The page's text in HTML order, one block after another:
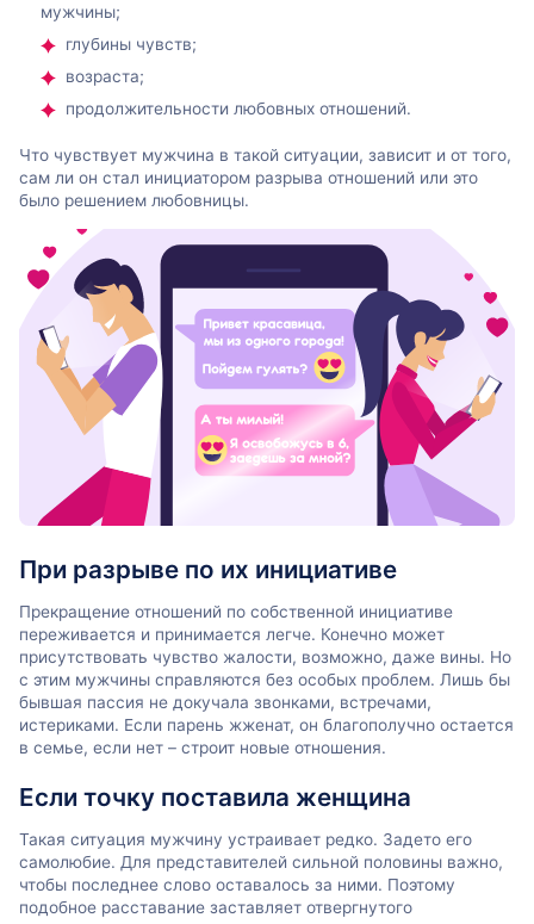
мужчины;
глубины чувств;
возраста;
продолжительности любовных отношений.
Что чувствует мужчина в такой ситуации, зависит и от того,
сам ли он стал инициатором разрыва отношений или это
было решением любовницы.
При разрыве по их инициативе
Прекращение отношений по собственной инициативе
переживается и принимается легче. Конечно может
присутствовать чувство жалости, возможно, даже вины. Но
с этим мужчины справляются без особых проблем. Лишь бы
бывшая пассия не докучала звонками, встречами,
истериками. Если парень жженат, он благополучно остается
в семье, если нет – строит новые отношения.
Если точку поставила женщина
Такая ситуация мужчину устраивает редко. Задето его
самолюбие. Для представителей сильной половины важно,
чтобы последнее слово оставалось за ними. Поэтому
подобное расставание заставляет отвергнутого